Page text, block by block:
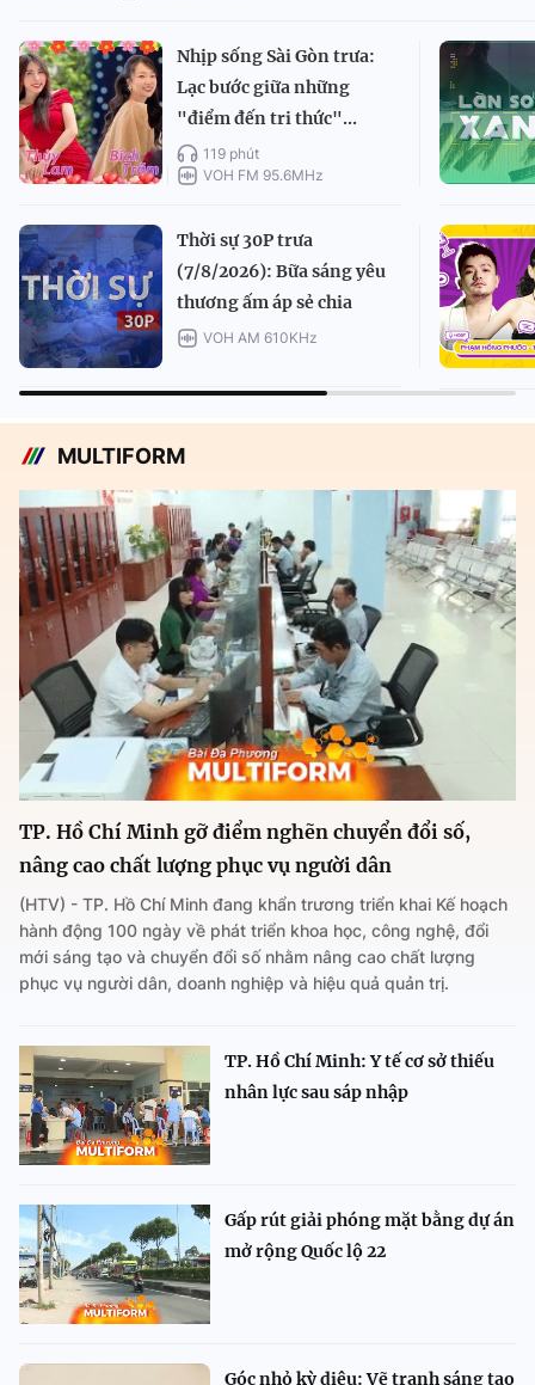
Nhịp sống Sài Gòn trưa:
Lạc bước giữa những
"điểm đến tri thức"...
119 phút
VOH FM 95.6MHz
Thời sự 30P trưa
(7/8/2026): Bữa sáng yêu
thương ấm áp sẻ chia
VOH AM 610KHz
MULTIFORM
TP. Hồ Chí Minh gỡ điểm nghẽn chuyển đổi số,
nâng cao chất lượng phục vụ người dân
(HTV) - TP. Hồ Chí Minh đang khẩn trương triển khai Kế hoạch
hành động 100 ngày về phát triển khoa học, công nghệ, đổi
mới sáng tạo và chuyển đổi số nhằm nâng cao chất lượng
phục vụ người dân, doanh nghiệp và hiệu quả quản trị.
TP. Hồ Chí Minh: Y tế cơ sở thiếu
nhân lực sau sáp nhập
Gấp rút giải phóng mặt bằng dự án
mở rộng Quốc lộ 22
Góc nhỏ kỳ diệu: Vẽ tranh sáng tạo